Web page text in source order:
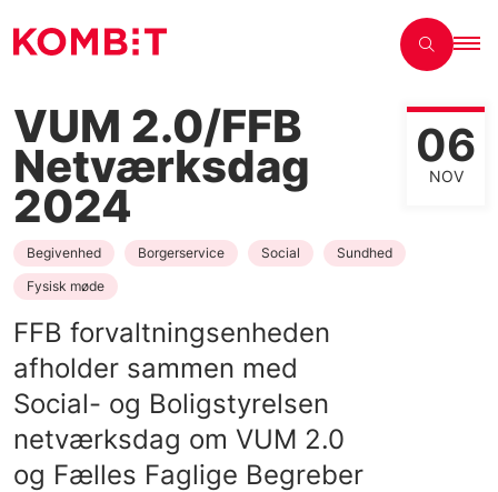
VUM 2.0/FFB
Netværksdag
2024
06
NOV
Begivenhed Borgerservice Social
Sundhed
Fysisk møde
FFB forvaltningsenheden
afholder sammen med
Social- og Boligstyrelsen
netværksdag om VUM 2.0
og Fælles Faglige Begreber